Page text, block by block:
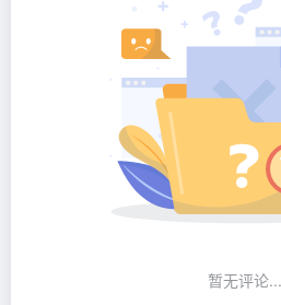
暂无评论...